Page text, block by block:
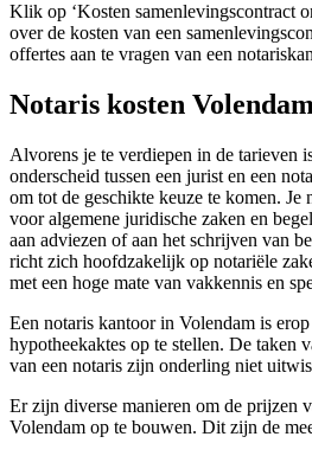
Klik op ‘Kosten samenlevingscontract
over de kosten van een
offertes aan te vragen van een
Notaris kosten
Alvorens je te verdiepen in de tarieven
onderscheid tussen een jurist en een
om tot de geschikte keuze te komen. Je
voor algemene juridische zaken en
aan adviezen of aan het schrijven van
richt zich hoofdzakelijk op notariële
met een hoge mate van vakkennis en
Een notaris kantoor in Volendam is
hypotheekaktes op te stellen. De taken
van een notaris zijn onderling niet
Er zijn diverse manieren om de prijzen
Volendam op te bouwen. Dit zijn de